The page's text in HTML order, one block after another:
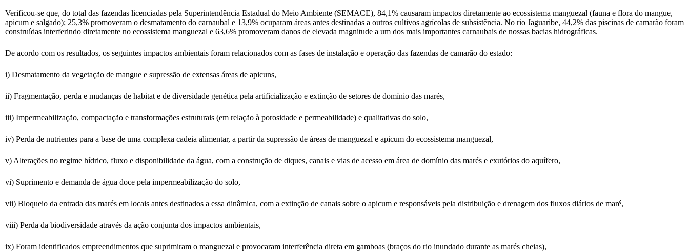
Verificou-se que, do total das fazendas licenciadas pela Superintendência Estadual do Meio Ambiente (SEMACE), 84,1% causaram impactos diretamente ao ecossistema manguezal (fauna e flora do mangue,
apicum e salgado); 25,3% promoveram o desmatamento do carnaubal e 13,9% ocuparam áreas antes destinadas a outros cultivos agrícolas de subsistência. No rio Jaguaribe, 44,2% das piscinas de camarão foram
construídas interferindo diretamente no ecossistema manguezal e 63,6% promoveram danos de elevada magnitude a um dos mais importantes carnaubais de nossas bacias hidrográficas.
De acordo com os resultados, os seguintes impactos ambientais foram relacionados com as fases de instalação e operação das fazendas de camarão do estado:
i) Desmatamento da vegetação de mangue e supressão de extensas áreas de apicuns,
ii) Fragmentação, perda e mudanças de habitat e de diversidade genética pela artificialização e extinção de setores de domínio das marés,
iii) Impermeabilização, compactação e transformações estruturais (em relação à porosidade e permeabilidade) e qualitativas do solo,
iv) Perda de nutrientes para a base de uma complexa cadeia alimentar, a partir da supressão de áreas de manguezal e apicum do ecossistema manguezal,
v) Alterações no regime hídrico, fluxo e disponibilidade da água, com a construção de diques, canais e vias de acesso em área de domínio das marés e exutórios do aquífero,
vi) Suprimento e demanda de água doce pela impermeabilização do solo,
vii) Bloqueio da entrada das marés em locais antes destinados a essa dinâmica, com a extinção de canais sobre o apicum e responsáveis pela distribuição e drenagem dos fluxos diários de maré,
viii) Perda da biodiversidade através da ação conjunta dos impactos ambientais,
ix) Foram identificados empreendimentos que suprimiram o manguezal e provocaram interferência direta em gamboas (braços do rio inundado durante as marés cheias),